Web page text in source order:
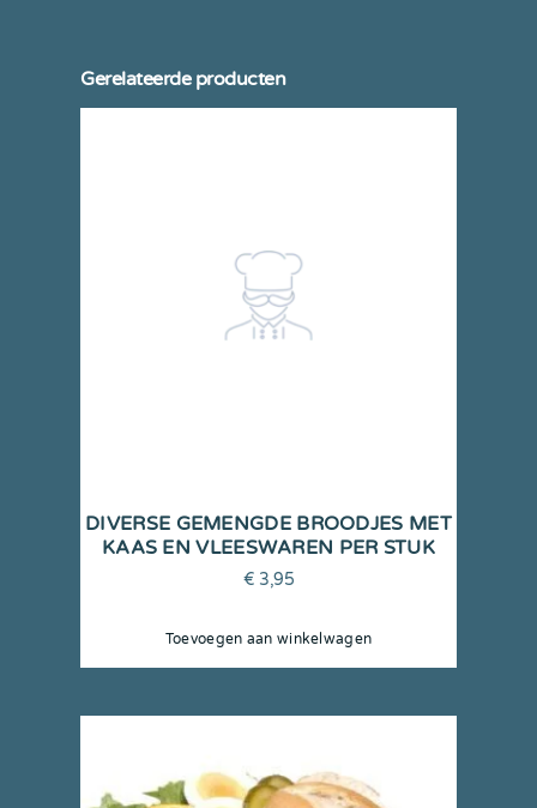
Gerelateerde producten
DIVERSE GEMENGDE BROODJES MET
KAAS EN VLEESWAREN PER STUK
€ 3,95
Toevoegen aan winkelwagen